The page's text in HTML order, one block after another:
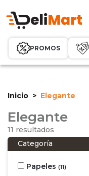
PROMOS
Inicio Elegante
Elegante
11 resultados
Categoría
Papeles (11)